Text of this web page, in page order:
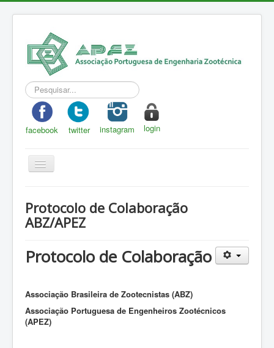
Pesquisar...
facebook twitter instagram login
Toggle
Navigation
A Zootecnia
Eventos
RPZ
Loja
Protocolo de Colaboração
ABZ/APEZ
Protocolo de Colaboração
Associação Brasileira de Zootecnistas (ABZ)
Associação Portuguesa de Engenheiros Zootécnicos
(APEZ)